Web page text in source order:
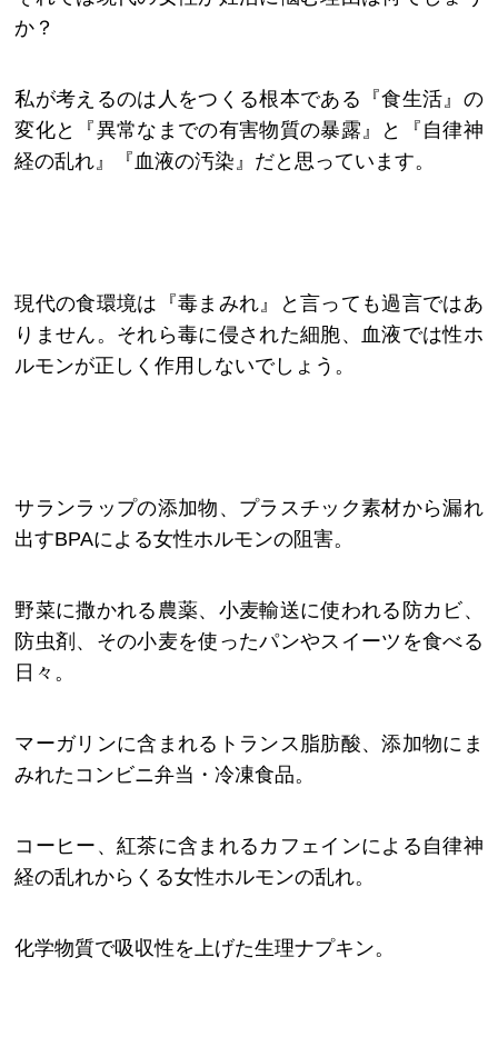
か？
私が考えるのは人をつくる根本である『食生活』の
変化と『異常なまでの有害物質の暴露』と『自律神
経の乱れ』『血液の汚染』だと思っています。
現代の食環境は『毒まみれ』と言っても過言ではあ
りません。それら毒に侵された細胞、血液では性ホ
ルモンが正しく作用しないでしょう。
サランラップの添加物、プラスチック素材から漏れ
出すBPAによる女性ホルモンの阻害。
野菜に撒かれる農薬、小麦輸送に使われる防カビ、
防虫剤、その小麦を使ったパンやスイーツを食べる
日々。
マーガリンに含まれるトランス脂肪酸、添加物にま
みれたコンビニ弁当・冷凍食品。
コーヒー、紅茶に含まれるカフェインによる自律神
経の乱れからくる女性ホルモンの乱れ。
化学物質で吸収性を上げた生理ナプキン。